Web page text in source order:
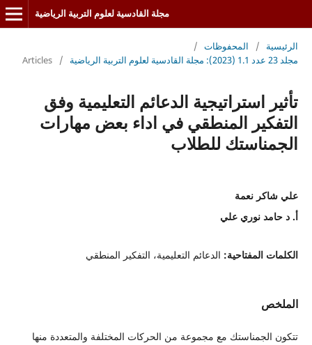
مجلة القادسية لعلوم التربية الرياضية
الرئيسية / المحفوظات /
مجلد 23 عدد 1.1 (2023): مجلة القادسية لعلوم التربية الرياضية
/
Articles
تأثير استراتيجية الدعائم التعليمية وفق
التفكير المنطقي في اداء بعض مهارات
الجمناستك للطلاب
علي شاكر نعمة
أ. د حامد نوري علي
الكلمات المفتاحية: الدعائم التعليمية، التفكير المنطقي
الملخص
تتكون الجمناستك مع مجموعة من الحركات المختلفة والمتعددة منها